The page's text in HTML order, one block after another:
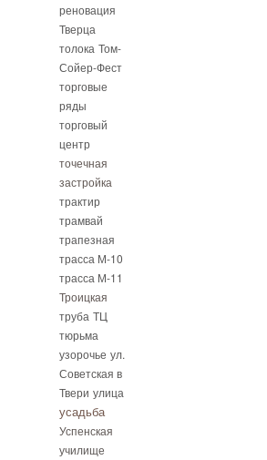
реновация
Тверца
толока Том-
Сойер-Фест
торговые
ряды
торговый
центр
точечная
застройка
трактир
трамвай
трапезная
трасса М-10
трасса М-11
Троицкая
труба ТЦ
тюрьма
узорочье ул.
Советская в
Твери улица
усадьба
Успенская
училище